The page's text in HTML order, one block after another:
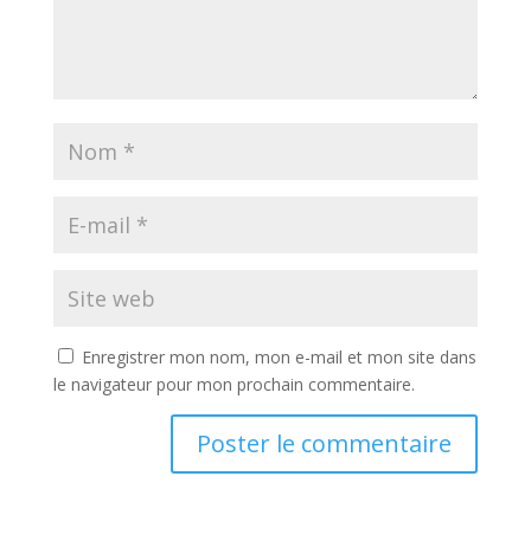
Enregistrer mon nom, mon e-mail et mon site dans
le navigateur pour mon prochain commentaire.